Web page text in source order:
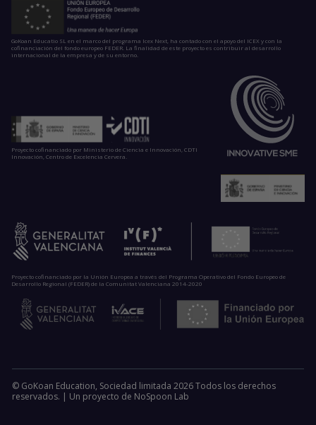
GoKoan Educatio SL en el marco del programa Icex Next, ha contado con el apoyo del ICEX y con la
cofinanciación del fondo europeo FEDER. La finalidad de este proyecto es contribuir al desarrollo
internacional de la empresa y de su entorno.
Proyecto cofinanciado por Ministerio de Ciencia e Innovación, CDTI
Innovación, Centro de Excelencia Cervera.
Proyecto cofinanciado por la Unión Europea a través del Programa Operativo del Fondo Europeo de
Desarrollo Regional (FEDER) de la Comunitat Valenciana 2014-2020
© GoKoan Education, Sociedad limitada 2026 Todos los derechos
reservados. | Un proyecto de NoSpoon Lab